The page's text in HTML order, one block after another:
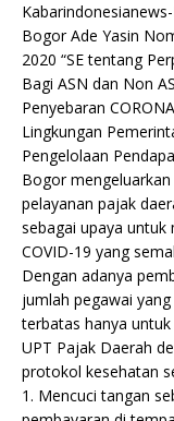
Bogor Ade Yasin
2020 “SE tentang
Bagi ASN dan Non
Penyebaran
Lingkungan
Pengelolaan
Bogor
pelayanan pajak
sebagai upaya untuk
COVID-19 yang
Dengan adanya
jumlah pegawai
terbatas hanya
UPT Pajak Daerah
protokol kesehatan
1. Mencuci tangan